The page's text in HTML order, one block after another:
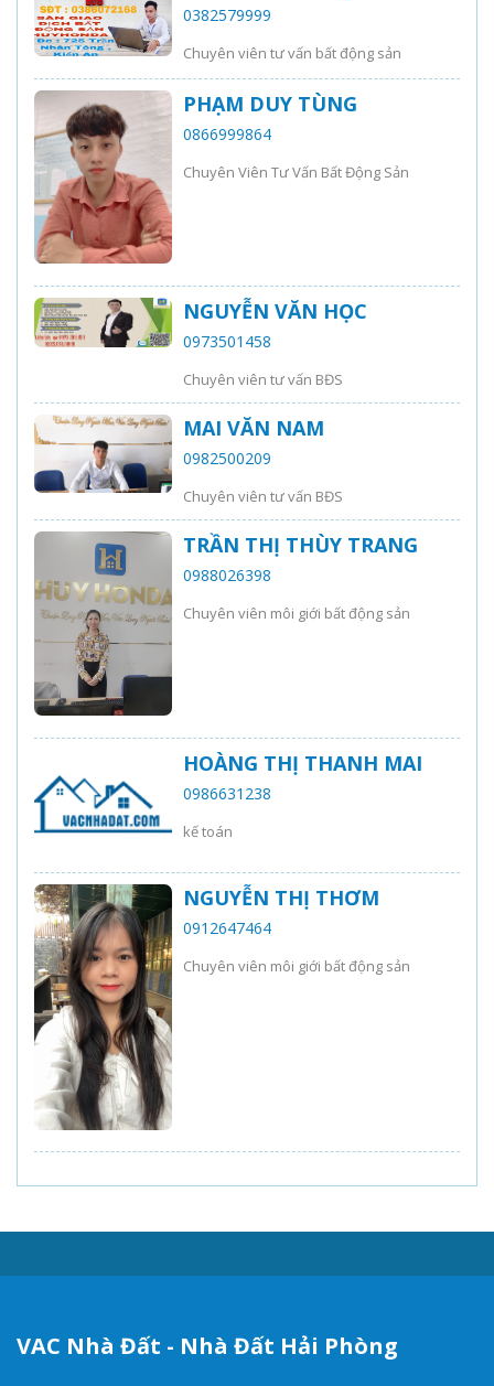
0382579999
Chuyên viên tư vấn bất động sản
PHẠM DUY TÙNG
0866999864
Chuyên Viên Tư Vấn Bất Động Sản
NGUYỄN VĂN HỌC
0973501458
Chuyên viên tư vấn BĐS
MAI VĂN NAM
0982500209
Chuyên viên tư vấn BĐS
TRẦN THỊ THÙY TRANG
0988026398
Chuyên viên môi giới bất động sản
HOÀNG THỊ THANH MAI
0986631238
kế toán
NGUYỄN THỊ THƠM
0912647464
Chuyên viên môi giới bất động sản
VAC Nhà Đất - Nhà Đất Hải Phòng